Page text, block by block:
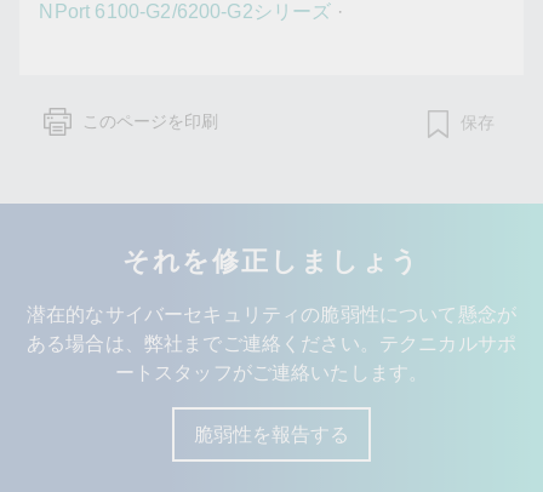
NPort 6100-G2/6200-G2シリーズ ·
このページを印刷 保存
それを修正しましょう
潜在的なサイバーセキュリティの脆弱性について懸念が
ある場合は、弊社までご連絡ください。テクニカルサポ
ートスタッフがご連絡いたします。
脆弱性を報告する